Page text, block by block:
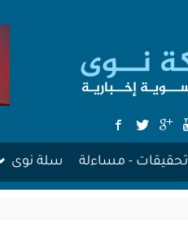
تحقيقات - مساءلة سلة نوى